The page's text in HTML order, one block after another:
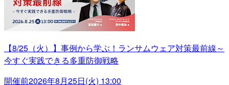
【8/25（火）】事例から学ぶ！ランサムウェア対策最前線～
今すぐ実践できる多重防御戦略
開催前2026年8月25日(火) 13:00